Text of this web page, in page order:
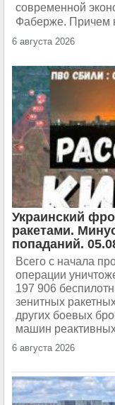
современной
Фаберже. Причем
6 августа 2026
Украинский
ракетами.
попаданий.
Всего с начала
операции
197 906
зенитных
других боевых
машин
6 августа 2026